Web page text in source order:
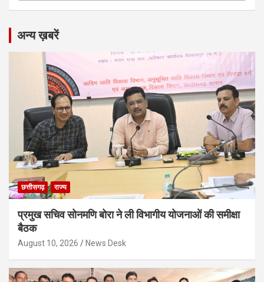
अन्य ख़बरें
छत्तीसगढ़ राज्य
प्रमुख सचिव सोनमणि बोरा ने ली विभागीय योजनाओं की समीक्षा
बैठक
August 10, 2026 News Desk